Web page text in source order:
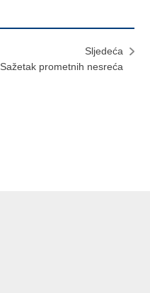
Sljedeća
Sažetak prometnih nesreća